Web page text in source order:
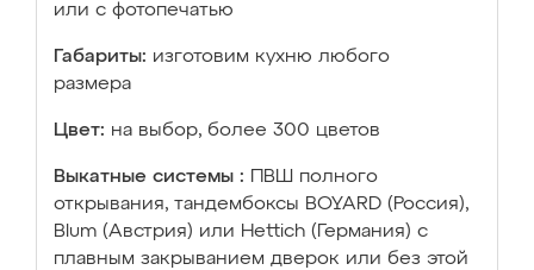
или с фотопечатью
Габариты: изготовим кухню любого
размера
Цвет: на выбор, более 300 цветов
Выкатные системы :
ПВШ полного
открывания, тандембоксы BOYARD (Россия),
Blum (Австрия) или Hettich (Германия) с
плавным закрыванием дверок или без этой